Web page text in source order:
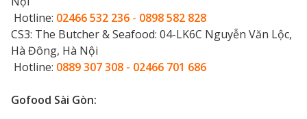
Hotline: 02466 532 236 - 0898 582 828
CS3: The Butcher & Seafood: 04-LK6C Nguyễn Văn Lộc,
Hà Đông, Hà Nội
Hotline: 0889 307 308 - 02466 701 686
Gofood Sài Gòn: